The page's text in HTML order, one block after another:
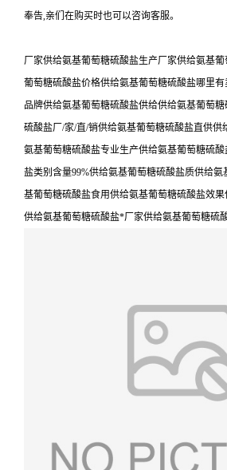
奉告,亲们在购买时也可以咨询客服。
厂家供给氨基葡萄糖硫酸盐生产厂家供给氨基
葡萄糖硫酸盐价格供给氨基葡萄糖硫酸盐哪里
品牌供给氨基葡萄糖硫酸盐供给供给氨基葡萄
硫酸盐厂/家/直/销供给氨基葡萄糖硫酸盐直供供
氨基葡萄糖硫酸盐专业生产供给氨基葡萄糖硫
盐类别含量99%供给氨基葡萄糖硫酸盐质供给
基葡萄糖硫酸盐食用供给氨基葡萄糖硫酸盐效
供给氨基葡萄糖硫酸盐*厂家供给氨基葡萄糖硫